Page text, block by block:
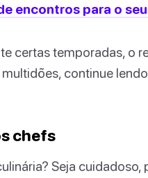
encontros para o
certas temporadas, o
continue
chefs
Seja cuidadoso,